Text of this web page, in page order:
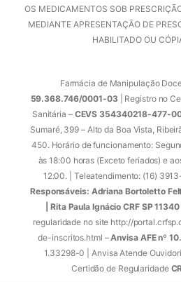
OS MEDICAMENTOS SOB
MEDIANTE APRESENTAÇÃO DE
HABILITADO OU
Farmácia de Manipulação
59.368.746/0001-03| Registro no
Sanitária –CEVS 354340218-477-
Sumaré, 399 – Alto da Boa Vista,
450. Horário de funcionamento:
às 18:00 horas (Exceto feriados) e
12:00. | Teleatendimento: (16)
Responsáveis: Adriana Bortoletto
| Rita Paula Ignácio CRF SP 11340
regularidade no site http://
de-inscritos.html –Anvisa AFE nº
1.33298-0 | Anvisa Atende
Certidão de Regularidade